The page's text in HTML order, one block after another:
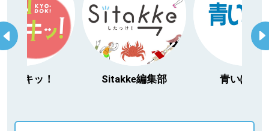
Sitakke編集部 青いぽすと
「北